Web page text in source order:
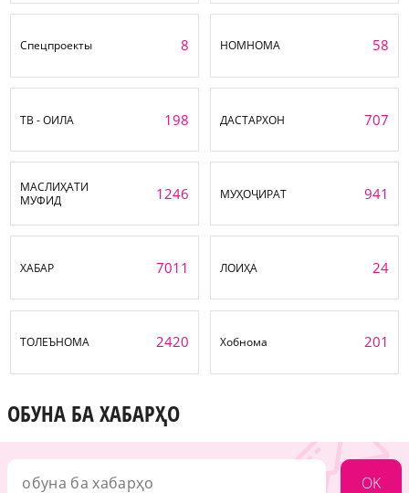
Спецпроекты 8 НОМНОМА 58
ТВ - ОИЛА 198 ДАСТАРХОН 707
МАСЛИҲАТИ
МУФИД
1246 МУҲОҶИРАТ 941
ХАБАР 7011 ЛОИҲА 24
ТОЛЕЪНОМА 2420 Хобнома 201
ОБУНА БА ХАБАРҲО
OK